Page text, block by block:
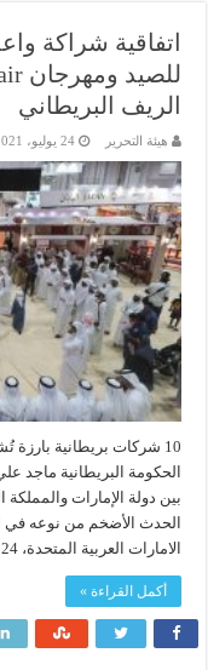
اتفاقية شراكة
الريف البريطاني
هيئة التحرير 24 يوليو، 2021
10 شركات بريطانية
الحكومة البريطانية ماجد
بين دولة الإمارات
الحدث الأضخم من نوعه في
الامارات العربية المتحدة، 24 يوليو 2021 أعلن كلّ …
أكمل القراءة »